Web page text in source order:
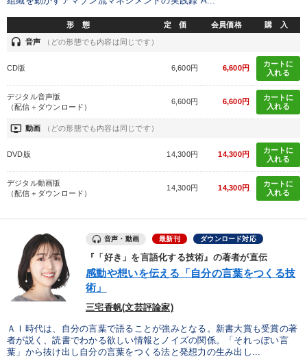
労務問題・人事対策 モノづくり
※「更新」を押すと「カテゴリー」「目的別」「キーワード」を更新いただけます。
local_offer タグから探す refresh 更新する
すべての音声・動画（全2077タイトル）からお探しいただけます
稲盛和夫
地方企業の勝ち方 AI 労務問題・リスク対策
早わかり 運勢・先見
松下幸之助 リピート 思考法 通信販売
形 態 定 価 会員価格 購 入
headset 音声 （どの形態でも内容は同じです）
CD版 6,600円 6,600円
カートに
入れる
デジタル音声版
（配信＋ダウンロード）
6,600円 6,600円
カートに
入れる
ondemand_video 動画 （どの形態でも内容は同じです）
DVD版 14,300円 14,300円
カートに
入れる
デジタル動画版
（配信＋ダウンロード）
14,300円 14,300円
カートに
入れる
音声・動画 最新刊 ダウンロード対応
『「好き」を言語化する技術』の著者が直伝
感動や想いを伝える「自分の言葉をつくる技
術」
三宅香帆(文芸評論家)
ＡＩ時代は、自分の言葉で語ることが強みとなる。新書大賞も受賞の著
者が説く、読書でわかる欲しい情報とノイズの関係。「それっぽい言
葉」から抜け出し自分の言葉をつくる法と発想力の生み出し...